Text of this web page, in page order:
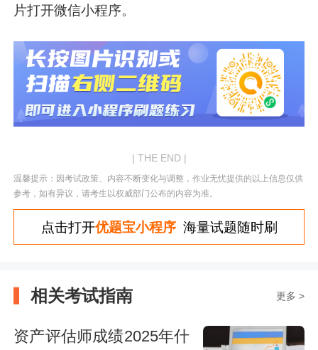
片打开微信小程序。
| THE END |
温馨提示：因考试政策、内容不断变化与调整，作业无忧提供的以上信息仅供
参考，如有异议，请考生以权威部门公布的内容为准。
点击打开优题宝小程序海量试题随时刷
相关考试指南 更多 >
资产评估师成绩2025年什